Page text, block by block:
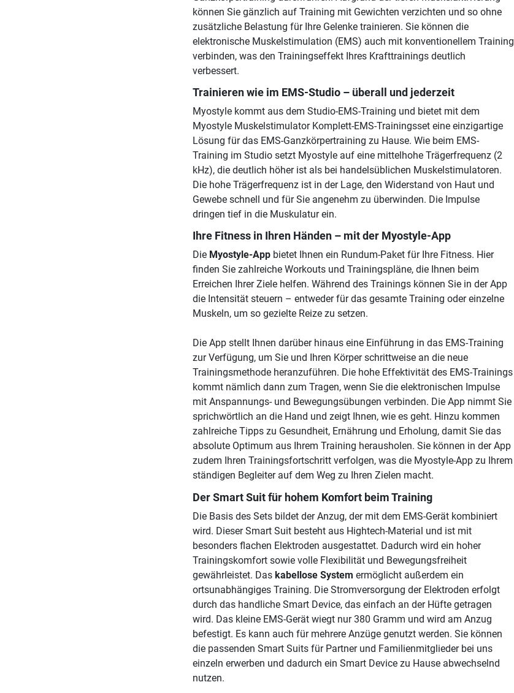
können Sie gänzlich auf Training mit Gewichten verzichten und so ohne
zusätzliche Belastung für Ihre Gelenke trainieren. Sie können die
elektronische Muskelstimulation (EMS) auch mit konventionellem Training
verbinden, was den Trainingseffekt Ihres Krafttrainings deutlich
verbessert.
Trainieren wie im EMS-Studio – überall und jederzeit
Myostyle kommt aus dem Studio-EMS-Training und bietet mit dem
Myostyle Muskelstimulator Komplett-EMS-Trainingsset eine einzigartige
Lösung für das EMS-Ganzkörpertraining zu Hause. Wie beim EMS-
Training im Studio setzt Myostyle auf eine mittelhohe Trägerfrequenz (2
kHz), die deutlich höher ist als bei handelsüblichen Muskelstimulatoren.
Die hohe Trägerfrequenz ist in der Lage, den Widerstand von Haut und
Gewebe schnell und für Sie angenehm zu überwinden. Die Impulse
dringen tief in die Muskulatur ein.
Ihre Fitness in Ihren Händen – mit der Myostyle-App
Die Myostyle-Appbietet Ihnen ein Rundum-Paket für Ihre Fitness. Hier
finden Sie zahlreiche Workouts und Trainingspläne, die Ihnen beim
Erreichen Ihrer Ziele helfen. Während des Trainings können Sie in der App
die Intensität steuern – entweder für das gesamte Training oder einzelne
Muskeln, um so gezielte Reize zu setzen.
Die App stellt Ihnen darüber hinaus eine Einführung in das EMS-Training
zur Verfügung, um Sie und Ihren Körper schrittweise an die neue
Trainingsmethode heranzuführen. Die hohe Effektivität des EMS-Trainings
kommt nämlich dann zum Tragen, wenn Sie die elektronischen Impulse
mit Anspannungs- und Bewegungsübungen verbinden. Die App nimmt Sie
sprichwörtlich an die Hand und zeigt Ihnen, wie es geht. Hinzu kommen
zahlreiche Tipps zu Gesundheit, Ernährung und Erholung, damit Sie das
absolute Optimum aus Ihrem Training herausholen. Sie können in der App
zudem Ihren Trainingsfortschritt verfolgen, was die Myostyle-App zu Ihrem
ständigen Begleiter auf dem Weg zu Ihren Zielen macht.
Der Smart Suit für hohem Komfort beim Training
Die Basis des Sets bildet der Anzug, der mit dem EMS-Gerät kombiniert
wird. Dieser Smart Suit besteht aus Hightech-Material und ist mit
besonders flachen Elektroden ausgestattet. Dadurch wird ein hoher
Trainingskomfort sowie volle Flexibilität und Bewegungsfreiheit
gewährleistet. Das kabellose System ermöglicht außerdem ein
ortsunabhängiges Training. Die Stromversorgung der Elektroden erfolgt
durch das handliche Smart Device, das einfach an der Hüfte getragen
wird. Das kleine EMS-Gerät wiegt nur 380 Gramm und wird am Anzug
befestigt. Es kann auch für mehrere Anzüge genutzt werden. Sie können
die passenden Smart Suits für Partner und Familienmitglieder bei uns
einzeln erwerben und dadurch ein Smart Device zu Hause abwechselnd
nutzen.